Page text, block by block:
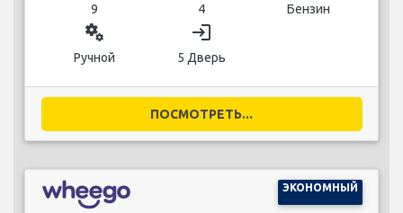
9 4 Бензин
miscellaneous_services
Ручной
login
5 Дверь
ПОСМОТРЕТЬ...
ЭКОНОМНЫЙ